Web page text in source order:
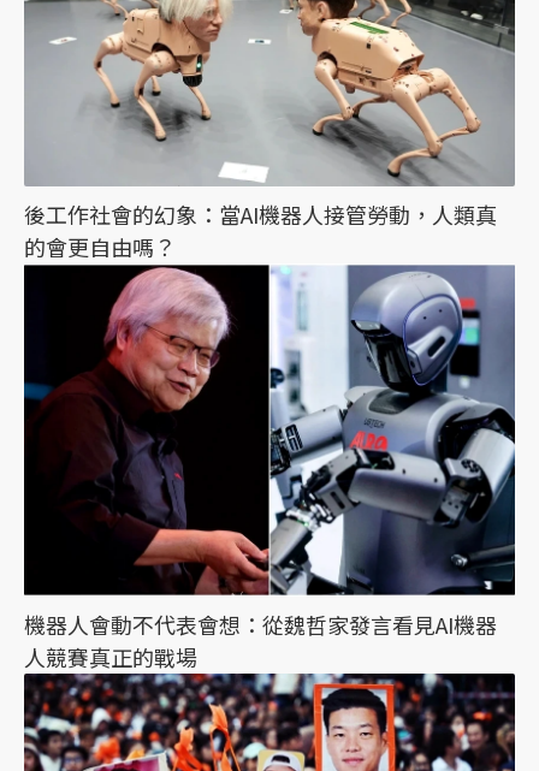
後工作社會的幻象：當AI機器人接管勞動，人類真
的會更自由嗎？
機器人會動不代表會想：從魏哲家發言看見AI機器
人競賽真正的戰場